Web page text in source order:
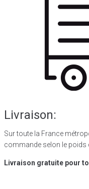
Livraison:
Sur toute la France
commande selon le poids
Livraison gratuite pour